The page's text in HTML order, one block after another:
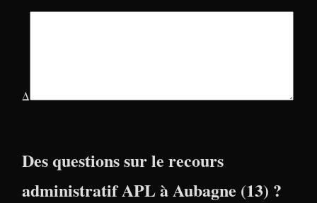
Δ
Des questions sur le recours
administratif APL à Aubagne (13) ?